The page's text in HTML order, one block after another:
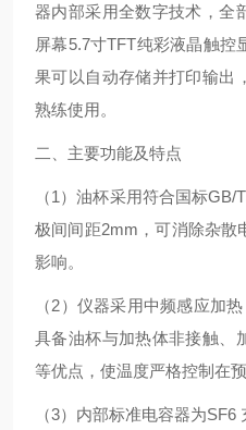
器内部采用全数字技术，全
屏幕5.7寸TFT纯彩液晶触
果可以自动存储并打印输出
熟练使用。
二、主要功能及特点
（1）油杯采用符合国标GB/
极间间距2mm，可消除杂散
影响。
（2）仪器采用中频感应加
具备油杯与加热体非接触、
等优点，使温度严格控制在
（3）内部标准电容器为